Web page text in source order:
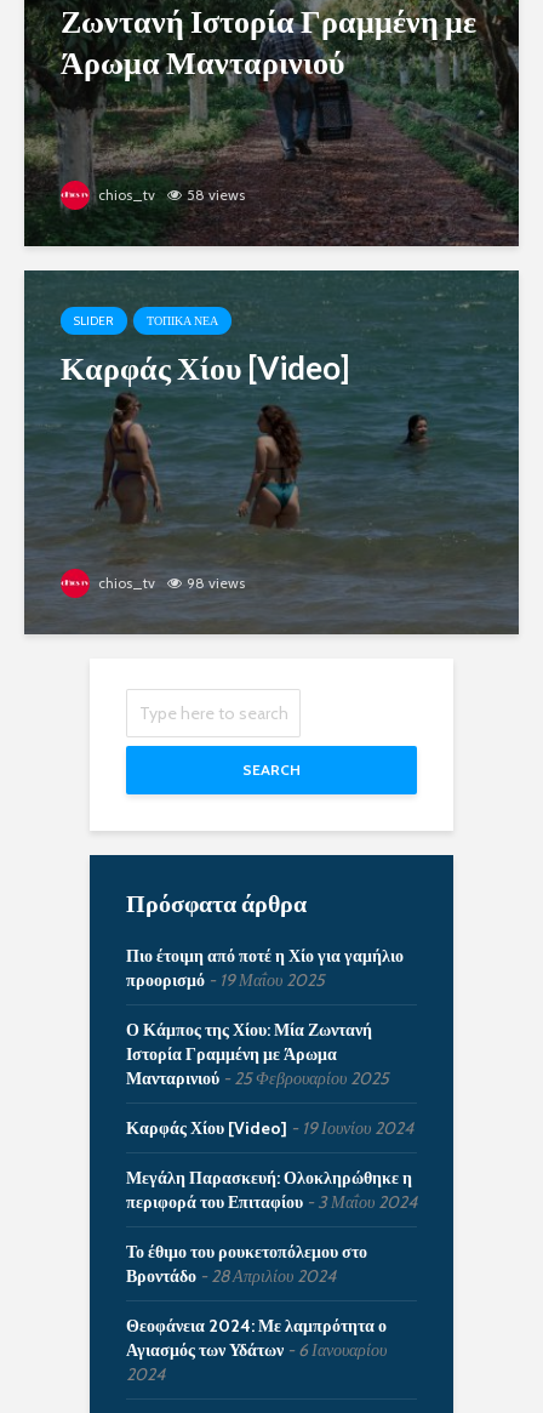
Ζωντανή Ιστορία Γραμμένη με
Άρωμα Μανταρινιού
chios_tv 58 views
SLIDER ΤΟΠΙΚΑ ΝΕΑ
Καρφάς Χίου [Video]
chios_tv 98 views
SEARCH
Πρόσφατα άρθρα
Πιο έτοιμη από ποτέ η Χίο για γαμήλιο
προορισμό
19 Μαΐου 2025
Ο Κάμπος της Χίου: Μία Ζωντανή
Ιστορία Γραμμένη με Άρωμα
Μανταρινιού
25 Φεβρουαρίου 2025
Καρφάς Χίου [Video] 19 Ιουνίου 2024
Μεγάλη Παρασκευή: Ολοκληρώθηκε η
περιφορά του Επιταφίου
3 Μαΐου 2024
Το έθιμο του ρουκετοπόλεμου στο
Βροντάδο
28 Απριλίου 2024
Θεοφάνεια 2024: Με λαμπρότητα ο
Αγιασμός των Υδάτων
6 Ιανουαρίου
2024